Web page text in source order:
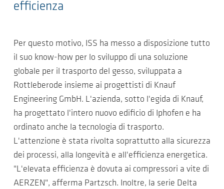
efficienza
Per questo motivo, ISS ha messo a disposizione tutto
il suo know-how per lo sviluppo di una soluzione
globale per il trasporto del gesso, sviluppata a
Rottleberode insieme ai progettisti di Knauf
Engineering GmbH. L'azienda, sotto l'egida di Knauf,
ha progettato l'intero nuovo edificio di Iphofen e ha
ordinato anche la tecnologia di trasporto.
L'attenzione è stata rivolta soprattutto alla sicurezza
dei processi, alla longevità e all'efficienza energetica.
"L'elevata efficienza è dovuta ai compressori a vite di
AERZEN", afferma Partzsch. Inoltre, la serie Delta